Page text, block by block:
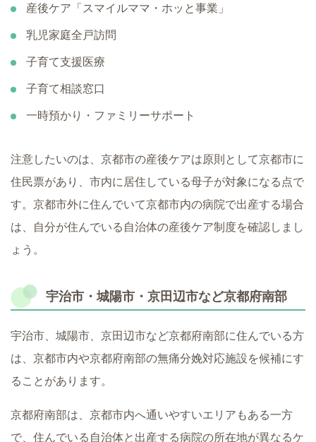
産後ケア「スマイルママ・ホッと事業」
乳児家庭全戸訪問
子育て支援医療
子育て相談窓口
一時預かり・ファミリーサポート
注意したいのは、京都市の産後ケアは原則として京都市に
住民票があり、市内に居住している母子が対象になる点で
す。京都市外に住んでいて京都市内の病院で出産する場合
は、自分が住んでいる自治体の産後ケア制度を確認しまし
ょう。
宇治市・城陽市・京田辺市など京都府南部
宇治市、城陽市、京田辺市など京都府南部に住んでいる方
は、京都市内や京都府南部の無痛分娩対応施設を候補にす
ることがあります。
京都府南部は、京都市内へ通いやすいエリアもある一方
で、住んでいる自治体と出産する病院の所在地が異なるケ